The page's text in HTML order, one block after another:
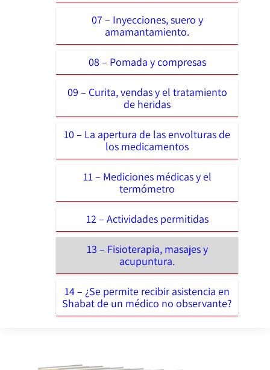
07 – Inyecciones, suero y
amamantamiento.
08 – Pomada y compresas
09 – Curita, vendas y el tratamiento
de heridas
10 – La apertura de las envolturas de
los medicamentos
11 – Mediciones médicas y el
termómetro
12 – Actividades permitidas
13 – Fisioterapia, masajes y
acupuntura.
14 – ¿Se permite recibir asistencia en
Shabat de un médico no observante?